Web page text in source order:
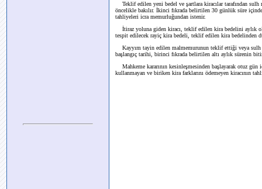
Teklif edilen yeni bedel ve şartlara kiracılar tarafından
öncelikle bakılır. İkinci fıkrada belirtilen 30 günlük süre
tahliyeleri icra memurluğundan istenir.
İtiraz yoluna giden kiracı, teklif edilen kira bedelini aylık
tespit edilecek rayiç kira bedeli, teklif edilen kira bedelinden
Kayyım tayin edilen malmemurunun teklif ettiği veya sulh
başlangıç tarihi, birinci fıkrada belirtilen altı aylık sürenin
Mahkeme kararının kesinleşmesinden başlayarak otuz gün
kullanmayan ve biriken kira farklarını ödemeyen kiracının